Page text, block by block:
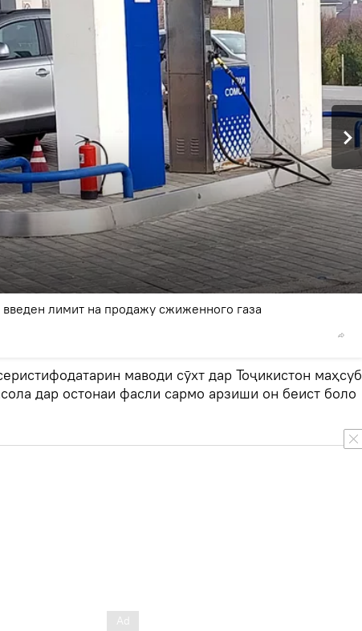
лимит на продажу сжиженного газа
маводи сӯхт дар Тоҷикистон маҳсуб
дар остонаи фасли сармо арзиши он беист боло